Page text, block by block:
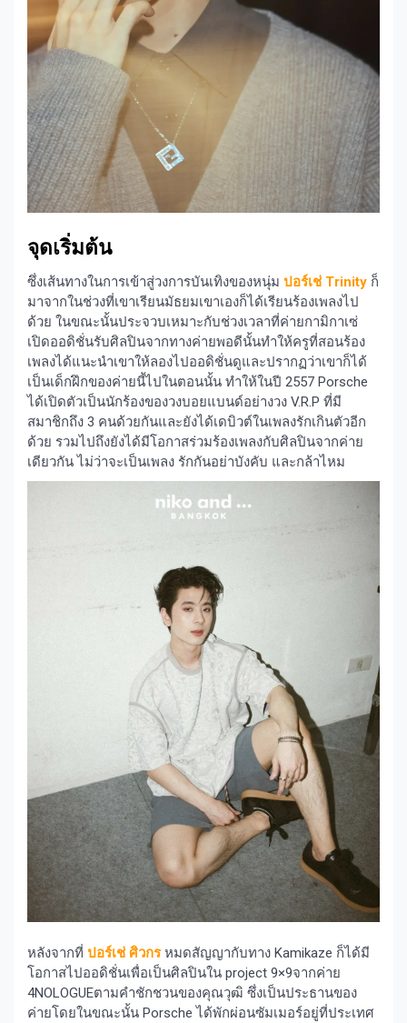
จุดเริ่มต้น
ซึ่งเส้นทางในการเข้าสู่วงการบันเทิงของหนุ่ม ปอร์เช่ Trinity ก็
มาจากในช่วงที่เขาเรียนมัธยมเขาเองก็ได้เรียนร้องเพลงไป
ด้วย ในขณะนั้นประจวบเหมาะกับช่วงเวลาที่ค่ายกามิกาเซ่
เปิดออดิชั่นรับศิลปินจากทางค่ายพอดีนั้นทำให้ครูที่สอนร้อง
เพลงได้แนะนำเขาให้ลองไปออดิชั่นดูและปรากฏว่าเขาก็ได้
เป็นเด็กฝึกของค่ายนี้ไปในตอนนั้น ทำให้ในปี 2557 Porsche
ได้เปิดตัวเป็นนักร้องของวงบอยแบนด์อย่างวง V.R.P ที่มี
สมาชิกถึง 3 คนด้วยกันและยังได้เดบิวต์ในเพลงรักเกินตัวอีก
ด้วย รวมไปถึงยังได้มีโอกาสร่วมร้องเพลงกับศิลปินจากค่าย
เดียวกัน ไม่ว่าจะเป็นเพลง รักกันอย่าบังคับ และกล้าไหม
หลังจากที่ ปอร์เช่ ศิวกรหมดสัญญากับทาง Kamikaze ก็ได้มี
โอกาสไปออดิชั่นเพื่อเป็นศิลปินใน project 9×9จากค่าย
4NOLOGUEตามคำชักชวนของคุณวุฒิ ซึ่งเป็นประธานของ
ค่ายโดยในขณะนั้น Porsche ได้พักผ่อนซัมเมอร์อยู่ที่ประเทศ